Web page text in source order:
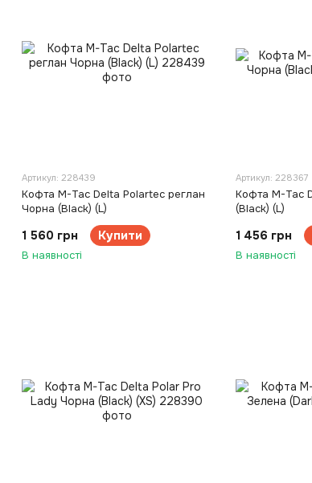
Артикул: 228439
Кофта M-Tac Delta Polartec реглан
Чорна (Black) (L)
1 560 грн Купити
В наявності
Артикул: 228367
Кофта M-Tac
(Black) (L)
1 456 грн
В наявності